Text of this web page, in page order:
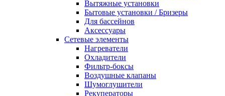
Вытяжные установки
Бытовые установки / Бризеры
Для бассейнов
Аксессуары
Сетевые элементы
Нагреватели
Охладители
Фильтр-боксы
Воздушные клапаны
Шумоглушители
Рекуператоры